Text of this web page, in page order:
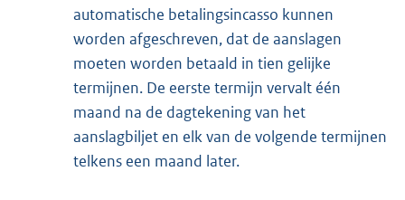
automatische betalingsincasso kunnen
worden afgeschreven, dat de aanslagen
moeten worden betaald in tien gelijke
termijnen. De eerste termijn vervalt één
maand na de dagtekening van het
aanslagbiljet en elk van de volgende termijnen
telkens een maand later.